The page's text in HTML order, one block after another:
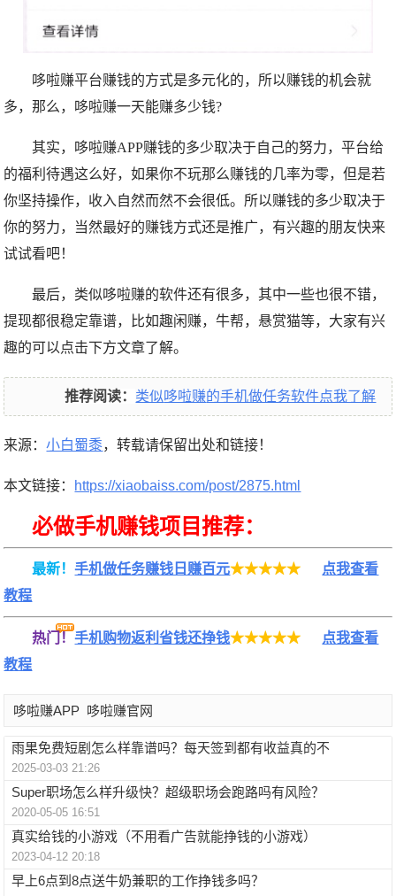
哆啦赚平台赚钱的方式是多元化的，所以赚钱的机会就
多，那么，哆啦赚一天能赚多少钱?
其实，哆啦赚APP赚钱的多少取决于自己的努力，平台给
的福利待遇这么好，如果你不玩那么赚钱的几率为零，但是若
你坚持操作，收入自然而然不会很低。所以赚钱的多少取决于
你的努力，当然最好的赚钱方式还是推广，有兴趣的朋友快来
试试看吧！
最后，类似哆啦赚的软件还有很多，其中一些也很不错，
提现都很稳定靠谱，比如趣闲赚，牛帮，悬赏猫等，大家有兴
趣的可以点击下方文章了解。
推荐阅读： 类似哆啦赚的手机做任务软件点我了解
来源：小白蜀黍，转载请保留出处和链接！
本文链接： https://xiaobaiss.com/post/2875.html
必做手机赚钱项目推荐：
最新！手机做任务赚钱日赚百元★★★★★
点我查看
教程
热门！手机购物返利省钱还挣钱★★★★★
点我查看
教程
哆啦赚APP 哆啦赚官网
雨果免费短剧怎么样靠谱吗？每天签到都有收益真的不
2025-03-03 21:26
Super职场怎么样升级快？超级职场会跑路吗有风险？
2020-05-05 16:51
真实给钱的小游戏（不用看广告就能挣钱的小游戏）
2023-04-12 20:18
早上6点到8点送牛奶兼职的工作挣钱多吗？